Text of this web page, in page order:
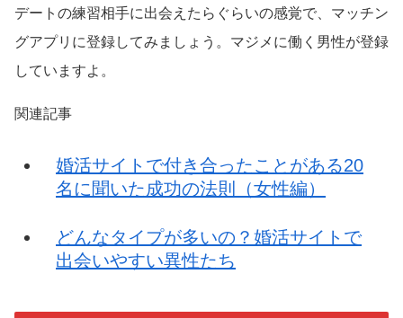
デートの練習相手に出会えたらぐらいの感覚で、マッチン
グアプリに登録してみましょう。マジメに働く男性が登録
していますよ。
関連記事
婚活サイトで付き合ったことがある20
名に聞いた成功の法則（女性編）
どんなタイプが多いの？婚活サイトで
出会いやすい異性たち